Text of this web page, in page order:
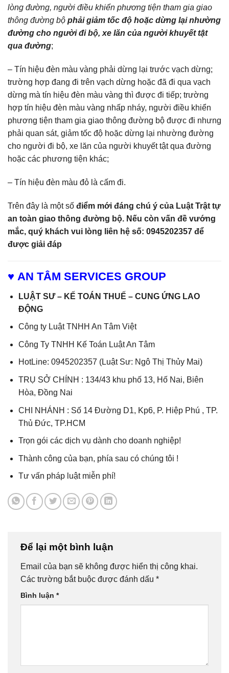
lòng đường, người điều khiển phương tiện tham gia giao
thông đường bộ phải giảm tốc độ hoặc dừng lại nhường
đường cho người đi bộ, xe lăn của người khuyết tật
qua đường;
– Tín hiệu đèn màu vàng phải dừng lại trước vạch dừng;
trường hợp đang đi trên vạch dừng hoặc đã đi qua vạch
dừng mà tín hiệu đèn màu vàng thì được đi tiếp; trường
hợp tín hiệu đèn màu vàng nhấp nháy, người điều khiển
phương tiện tham gia giao thông đường bộ được đi nhưng
phải quan sát, giảm tốc độ hoặc dừng lại nhường đường
cho người đi bộ, xe lăn của người khuyết tật qua đường
hoặc các phương tiện khác;
– Tín hiệu đèn màu đỏ là cấm đi.
Trên đây là một số điểm mới đáng chú ý của Luật Trật tự
an toàn giao thông đường bộ. Nếu còn vấn đề vướng
mắc, quý khách vui lòng liên hệ số: 0945202357 để
được giải đáp
♥ AN TÂM SERVICES GROUP
LUẬT SƯ – KẾ TOÁN THUẾ – CUNG ỨNG LAO
ĐỘNG
Công ty Luật TNHH An Tâm Việt
Công Ty TNHH Kế Toán Luật An Tâm
HotLine: 0945202357 (Luật Sư: Ngô Thị Thủy Mai)
TRỤ SỞ CHÍNH : 134/43 khu phố 13, Hố Nai, Biên
Hòa, Đồng Nai
CHI NHÁNH : Số 14 Đường D1, Kp6, P. Hiệp Phú , TP.
Thủ Đức, TP.HCM
Trọn gói các dịch vụ dành cho doanh nghiệp!
Thành công của bạn, phía sau có chúng tôi !
Tư vấn pháp luật miễn phí!
Để lại một bình luận
Email của bạn sẽ không được hiển thị công khai.
Các trường bắt buộc được đánh dấu *
Bình luận *